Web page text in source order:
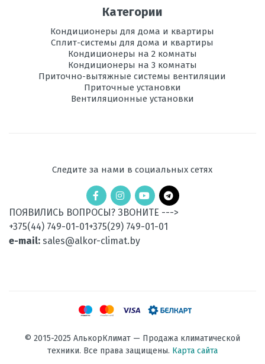
Категории
Кондиционеры для дома и квартиры
Сплит-системы для дома и квартиры
Кондиционеры на 2 комнаты
Кондиционеры на 3 комнаты
Приточно-вытяжные системы вентиляции
Приточные установки
Вентиляционные установки
Следите за нами в социальных сетях
ПОЯВИЛИСЬ ВОПРОСЫ? ЗВОНИТЕ --->
+375(44) 749-01-01 +375(29) 749-01-01
e-mail: sales@alkor-climat.by
© 2015-2025 АлькорКлимат — Продажа климатической
техники. Все права защищены. Карта сайта